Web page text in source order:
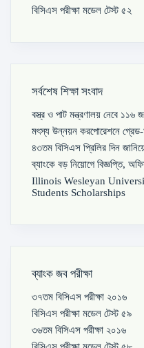
বিসিএস পরীক্ষা মডেল টেস্ট ৫২
সর্বশেষ শিক্ষা সংবাদ
বস্ত্র ও পাট মন্ত্রণালয় নেবে ১১৬
মৎস্য উন্নয়ন করপোরেশনে
৪৩তম বিসিএস প্রিলির দিন
ব্যাংকে বড় নিয়োগে বিজ্ঞপ্তি,
Illinois Wesleyan
Students Scholarships
ব্যাংক জব পরীক্ষা
৩৭তম বিসিএস পরীক্ষা ২০১৬
বিসিএস পরীক্ষা মডেল টেস্ট ৫৯
৩৬তম বিসিএস পরীক্ষা ২০১৬